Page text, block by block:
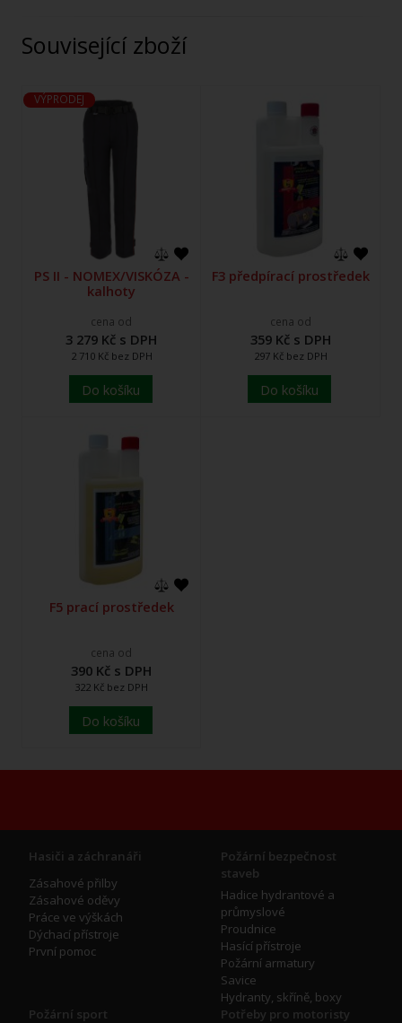
Související zboží
VÝPRODEJ
PS II - NOMEX/VISKÓZA -
kalhoty
cena od
3 279 Kč s DPH
2 710 Kč bez DPH
Do košíku
F3 předpírací prostředek
cena od
359 Kč s DPH
297 Kč bez DPH
Do košíku
F5 prací prostředek
cena od
390 Kč s DPH
322 Kč bez DPH
Do košíku
Hasiči a záchranáři
Zásahové přilby
Zásahové oděvy
Práce ve výškách
Dýchací přístroje
První pomoc
Požární bezpečnost
staveb
Hadice hydrantové a
průmyslové
Proudnice
Hasící přístroje
Požární armatury
Savice
Hydranty, skříně, boxy
Požární sport
Potřeby pro motoristy